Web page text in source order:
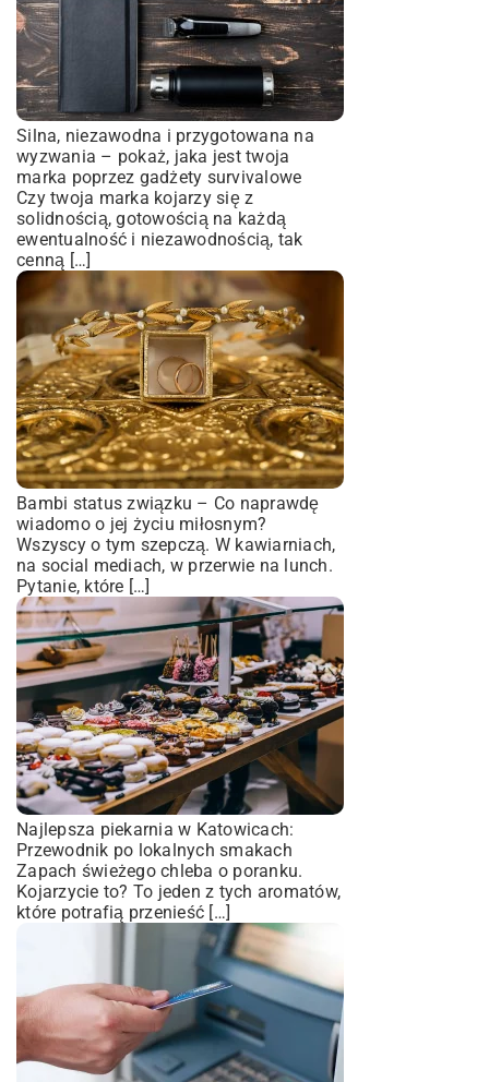
Silna, niezawodna i przygotowana na
wyzwania – pokaż, jaka jest twoja
marka poprzez gadżety survivalowe
Czy twoja marka kojarzy się z
solidnością, gotowością na każdą
ewentualność i niezawodnością, tak
cenną […]
Bambi status związku – Co naprawdę
wiadomo o jej życiu miłosnym?
Wszyscy o tym szepczą. W kawiarniach,
na social mediach, w przerwie na lunch.
Pytanie, które […]
Najlepsza piekarnia w Katowicach:
Przewodnik po lokalnych smakach
Zapach świeżego chleba o poranku.
Kojarzycie to? To jeden z tych aromatów,
które potrafią przenieść […]